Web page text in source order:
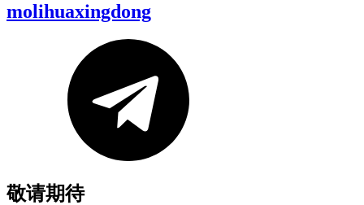
molihuaxingdong
敬请期待